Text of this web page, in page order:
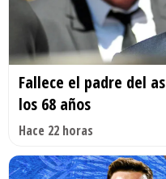
Fallece el padre del
los 68 años
Hace 22 horas